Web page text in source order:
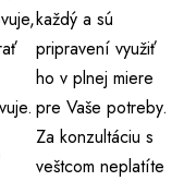
každý a sú
pripravení využiť
ho v plnej miere
pre Vaše potreby.
Za konzultáciu s
veštcom neplatíte